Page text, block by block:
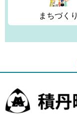
まちづくり